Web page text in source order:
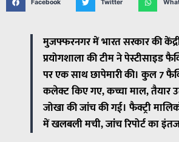
Facebook Twitter
मुजफ्फरनगर में भारत सरकार की
प्रयोगशाला की टीम ने पेस्टीसाइड
पर एक साथ छापेमारी की। कुल 7
कलेक्ट किए गए, कच्चा माल, तैयार
जोखा की जांच की गई। फैक्ट्री
में खलबली मची, जांच रिपोर्ट का